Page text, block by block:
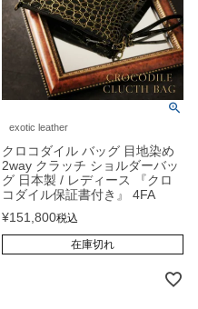
exotic leather
クロコダイル バッグ 目地染め
2way クラッチ ショルダーバッ
グ 日本製 / レディース 『クロ
コダイル保証書付き』 4FA
¥151,800税込
在庫切れ